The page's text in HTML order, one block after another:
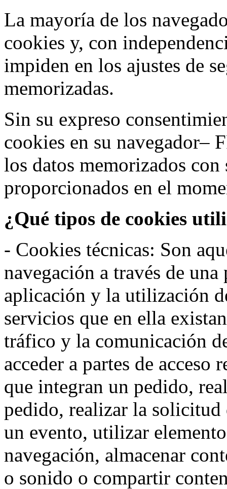
La mayoría de los
cookies y, con
impiden en los ajustes de
memorizadas.
Sin su expreso
cookies en su navegador–
los datos memorizados con
proporcionados en el
¿Qué tipos de cookies
- Cookies técnicas: Son
navegación a través de
aplicación y la utilización
servicios que en ella
tráfico y la comunicación
acceder a partes de
que integran un pedido,
pedido, realizar la
un evento, utilizar
navegación, almacenar
o sonido o compartir